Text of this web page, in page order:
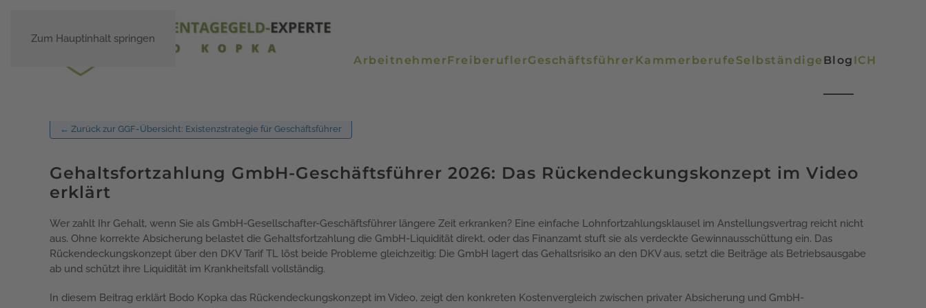
Zum Hauptinhalt springen
ArbeitnehmerFreiberuflerGeschäftsführer Kammerberufe Selbständige Blog ICH
← Zurück zur GGF-Übersicht: Existenzstrategie für Geschäftsführer
Gehaltsfortzahlung GmbH-Geschäftsführer 2026: Das Rückendeckungskonzept im Video
erklärt
Wer zahlt Ihr Gehalt, wenn Sie als GmbH-Gesellschafter-Geschäftsführer längere Zeit erkranken? Eine einfache Lohnfortzahlungsklausel im Anstellungsvertrag reicht nicht
aus. Ohne korrekte Absicherung belastet die Gehaltsfortzahlung die GmbH-Liquidität direkt, oder das Finanzamt stuft sie als verdeckte Gewinnausschüttung ein. Das
Rückendeckungskonzept über den DKV Tarif TL löst beide Probleme gleichzeitig: Die GmbH lagert das Gehaltsrisiko an den DKV aus, setzt die Beiträge als Betriebsausgabe
ab und schützt ihre Liquidität im Krankheitsfall vollständig.
In diesem Beitrag erklärt Bodo Kopka das Rückendeckungskonzept im Video, zeigt den konkreten Kostenvergleich zwischen privater Absicherung und GmbH-